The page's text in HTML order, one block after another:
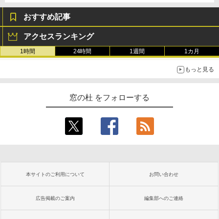
おすすめ記事
アクセスランキング
1時間 24時間 1週間 1カ月
もっと見る
窓の杜 をフォローする
本サイトのご利用について お問い合わせ
広告掲載のご案内 編集部へのご連絡